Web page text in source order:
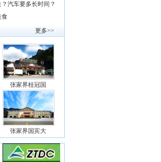
汽车要多长时间？
食
更多>>
张家界桂冠国
张家界国宾大